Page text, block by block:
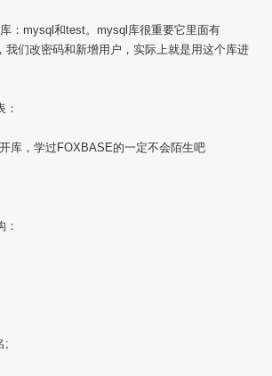
：mysql和test。mysql库很重要它里面有
我们改密码和新增用户，实际上就是用这个库进
：
库，学过FOXBASE的一定不会陌生吧
：
;